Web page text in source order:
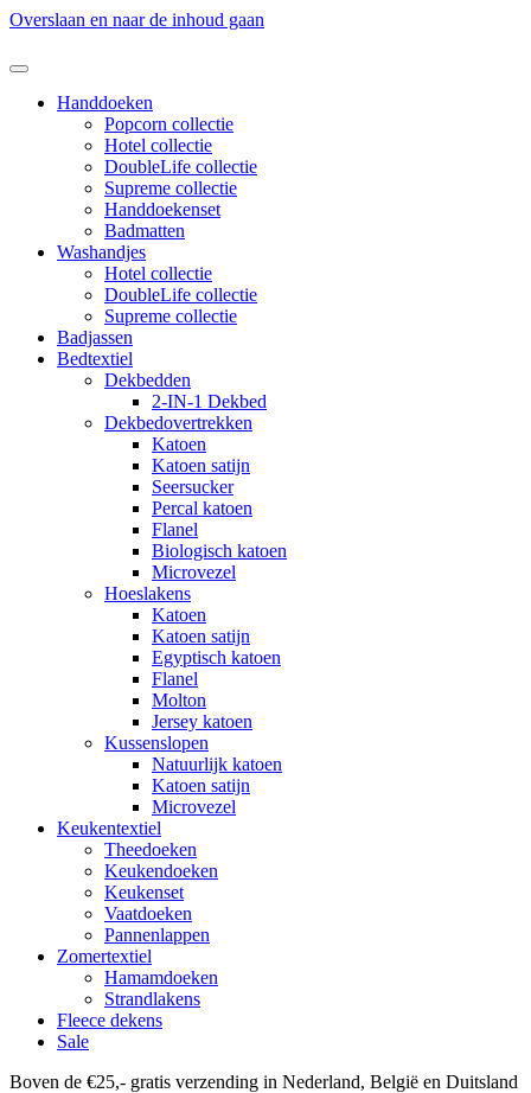
Overslaan en naar de inhoud gaan
Handdoeken
Popcorn collectie
Hotel collectie
DoubleLife collectie
Supreme collectie
Handdoekenset
Badmatten
Washandjes
Hotel collectie
DoubleLife collectie
Supreme collectie
Badjassen
Bedtextiel
Dekbedden
2-IN-1 Dekbed
Dekbedovertrekken
Katoen
Katoen satijn
Seersucker
Percal katoen
Flanel
Biologisch katoen
Microvezel
Hoeslakens
Katoen
Katoen satijn
Egyptisch katoen
Flanel
Molton
Jersey katoen
Kussenslopen
Natuurlijk katoen
Katoen satijn
Microvezel
Keukentextiel
Theedoeken
Keukendoeken
Keukenset
Vaatdoeken
Pannenlappen
Zomertextiel
Hamamdoeken
Strandlakens
Fleece dekens
Sale
Boven de €25,- gratis verzending in Nederland, België en Duitsland